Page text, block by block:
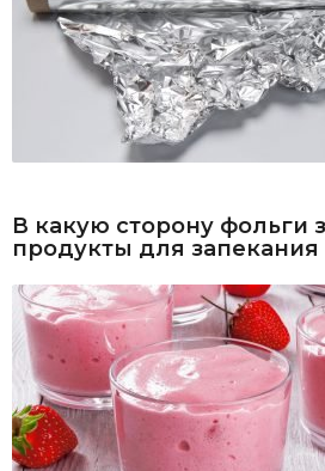
В какую сторону фольги
продукты для запекания